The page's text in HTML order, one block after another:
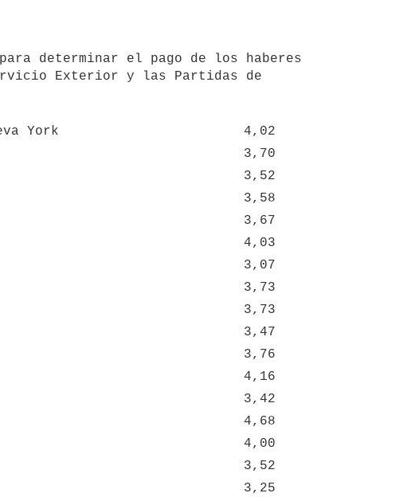
Exterior y las Partidas de
York
4,02
3,70
3,52
3,58
3,67
4,03
3,07
3,73
3,73
3,47
3,76
4,16
3,42
4,68
4,00
3,52
3,25